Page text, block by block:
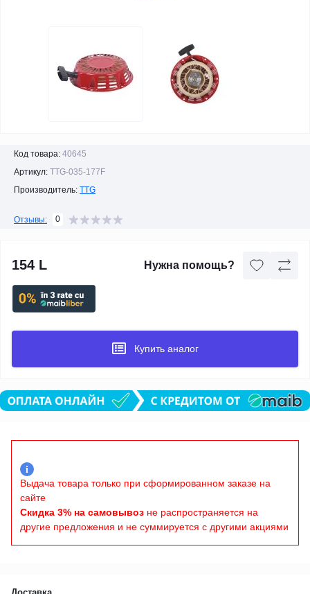
Код товара: 40645
Артикул: TTG-035-177F
Производитель: TTG
Отзывы: 0
154 L Нужна помощь?
Купить аналог
i
Выдача товара только при сформированном заказе на
сайте
Скидка 3% на самовывоз не распространяется на
другие предложения и не суммируется с другими акциями